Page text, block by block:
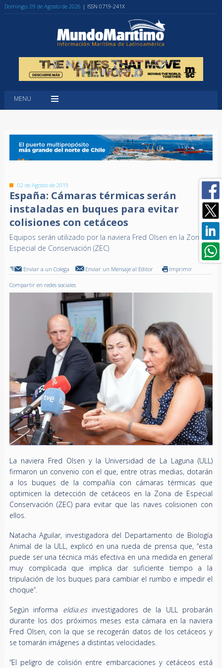
Domingo, 09 de Agosto de 2026 | ISSN 0719-241X
MENU
02 de Agosto de 2019
España: Cámaras térmicas serán
instaladas en buques para evitar
colisiones con cetáceos
Equipos serán utilizado por la naviera Fred Olsen en la Zona
Especial de Conservación (ZEC)
Enviar a un Colega Enviar un Mensaje al Editor Imprimir
Compartir en redes sociales
La naviera Fred Olsen y la Universidad de La Laguna (ULL)
firmaron un convenio con el que, entre otras medias, dotarán
a los buques de la compañía con cámaras térmicas que
optimicen la detección de cetáceos en la Zona de Especial
Conservación (ZEC) para evitar que las naves colisionen con
ellos.
Natacha Aguilar, investigadora del Departamento de Biología
Animal de la ULL, explicó en una rueda de prensa que, “esta
puede ser una técnica más efectiva en una medida en general
muy complicada que implica dar suficiente tiempo a la
tripulación de los buques para cambiar el rumbo e impedir el
choque”.
Según informa eldia.es investigadores de la ULL probarán
durante los dos próximos meses esta cámara en la naviera
Fred Olsen, con la que se recogerán datos de los cetáceos y
se tomarán imágenes a distintas velocidades.
“El peligro de colisión entre embarcaciones y cetáceos está